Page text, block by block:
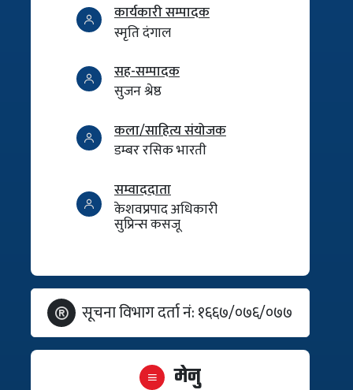
कार्यकारी सम्पादक
स्मृति दंगाल
सह-सम्पादक
सुजन श्रेष्ठ
कला/साहित्य संयोजक
डम्बर रसिक भारती
सम्वाददाता
केशवप्रपाद अधिकारी
सुप्रिन्स कसजू
सूचना विभाग दर्ता नं: १६६७/०७६/०७७
मेनु